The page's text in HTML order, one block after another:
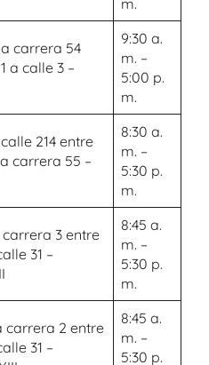
m.
carrera 54
a calle 3 –
9:30 a.
m. –
5:00 p.
m.
214 entre
carrera 55 –
8:30 a.
m. –
5:30 p.
m.
3 entre
31 –
8:45 a.
m. –
5:30 p.
m.
carrera 2 entre
31 –
8:45 a.
m. –
5:30 p.